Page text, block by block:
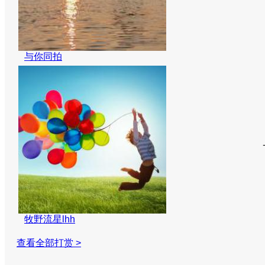
与你同拍
牧野流星lhh
查看全部打赏 >